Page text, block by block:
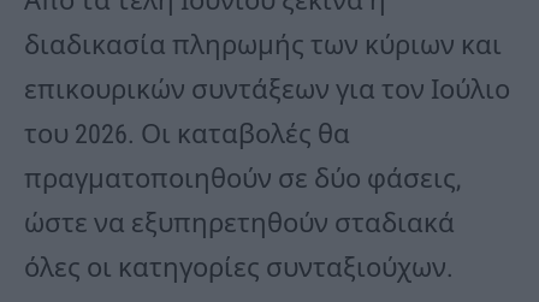
διαδικασία πληρωμής των κύριων και
επικουρικών συντάξεων για τον Ιούλιο
του 2026. Οι καταβολές θα
πραγματοποιηθούν σε δύο φάσεις,
ώστε να εξυπηρετηθούν σταδιακά
όλες οι κατηγορίες συνταξιούχων.